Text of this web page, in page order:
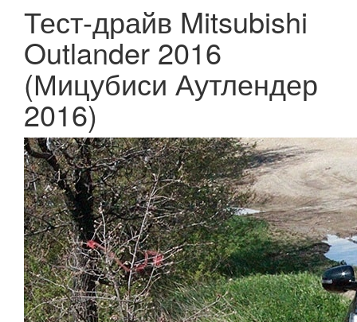
Тест-драйв Mitsubishi
Outlander 2016
(Мицубиси Аутлендер
2016)